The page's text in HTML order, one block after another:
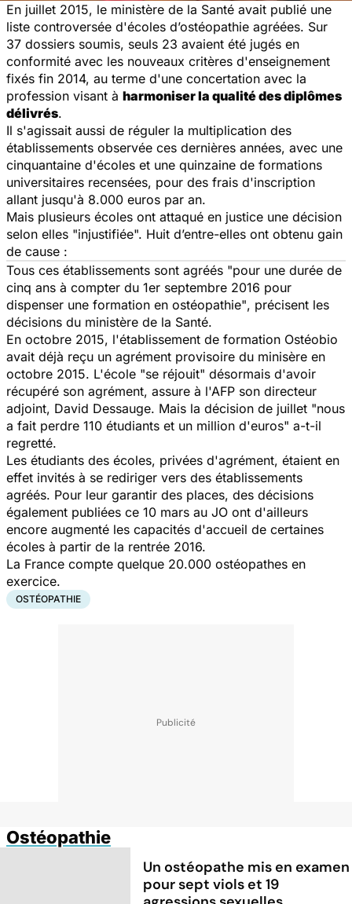
En juillet 2015, le ministère de la Santé avait publié une
liste controversée d'écoles d’ostéopathie agréées. Sur
37 dossiers soumis, seuls 23 avaient été jugés en
conformité avec les nouveaux critères d'enseignement
fixés fin 2014, au terme d'une concertation avec la
profession visant à harmoniser la qualité des diplômes
délivrés.
Il s'agissait aussi de réguler la multiplication des
établissements observée ces dernières années, avec une
cinquantaine d'écoles et une quinzaine de formations
universitaires recensées, pour des frais d'inscription
allant jusqu'à 8.000 euros par an.
Mais plusieurs écoles ont attaqué en justice une décision
selon elles "injustifiée". Huit d’entre-elles ont obtenu gain
de cause :
Tous ces établissements sont agréés "pour une durée de
cinq ans à compter du 1er septembre 2016 pour
dispenser une formation en ostéopathie", précisent les
décisions du ministère de la Santé.
En octobre 2015, l'établissement de formation Ostéobio
avait déjà reçu un agrément provisoire du minisère en
octobre 2015. L'école "se réjouit" désormais d'avoir
récupéré son agrément, assure à l'AFP son directeur
adjoint, David Dessauge. Mais la décision de juillet "nous
a fait perdre 110 étudiants et un million d'euros" a-t-il
regretté.
Les étudiants des écoles, privées d'agrément, étaient en
effet invités à se rediriger vers des établissements
agréés. Pour leur garantir des places, des décisions
également publiées ce 10 mars au JO ont d'ailleurs
encore augmenté les capacités d'accueil de certaines
écoles à partir de la rentrée 2016.
La France compte quelque 20.000 ostéopathes en
exercice.
OSTÉOPATHIE
Ostéopathie
Un ostéopathe mis en examen
pour sept viols et 19